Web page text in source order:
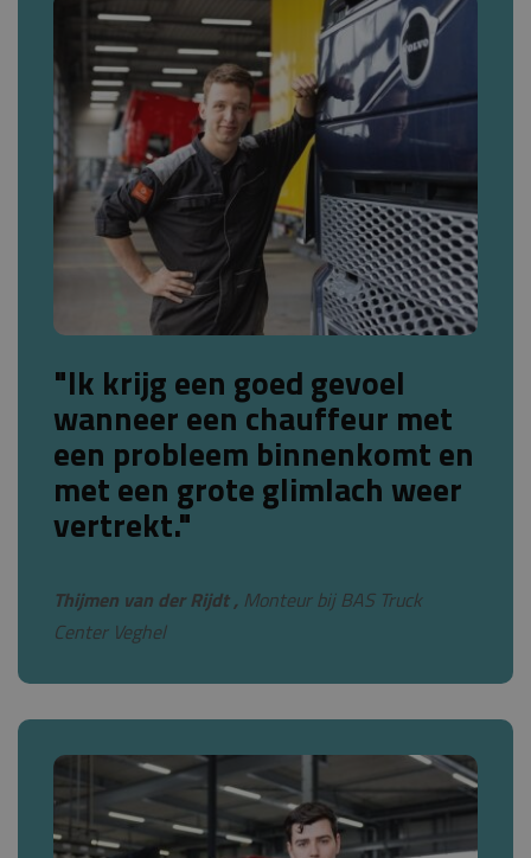
"Ik krijg een goed gevoel
wanneer een chauffeur met
een probleem binnenkomt en
met een grote glimlach weer
vertrekt."
Thijmen van der Rijdt , Monteur bij BAS Truck
Center Veghel